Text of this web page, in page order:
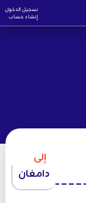
تسجيل الدخول
إنشاء حساب
إلى
دامغان